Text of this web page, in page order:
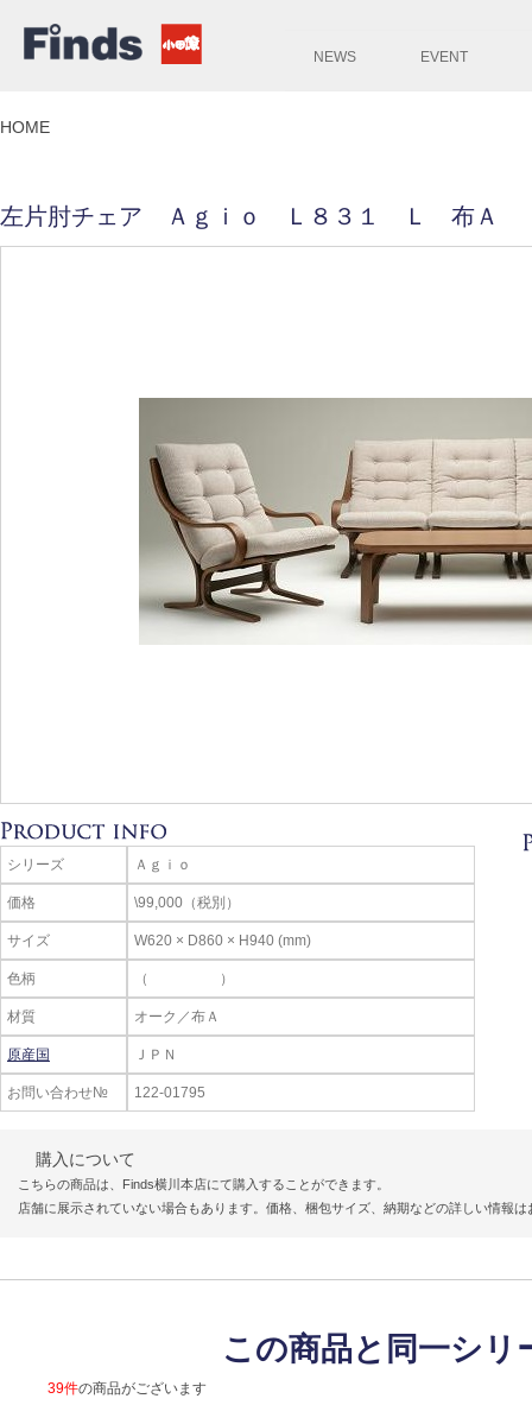
NEWS EVENT
HOME
左片肘チェア Ａｇｉｏ Ｌ８３１ Ｌ 布Ａ
シリーズ Ａｇｉｏ
価格 \99,000（税別）
サイズ W620 × D860 × H940 (mm)
色柄 （ ）
材質 オーク／布Ａ
原産国 ＪＰＮ
お問い合わせ№ 122-01795
購入について
こちらの商品は、Finds横川本店にて購入することができます。
店舗に展示されていない場合もあります。価格、梱包サイズ、納期などの詳しい情報
この商品と同一シ
39件の商品がございます